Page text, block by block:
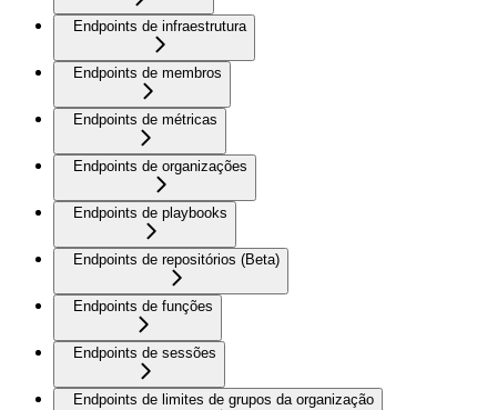
Endpoints de infraestrutura
Endpoints de membros
Endpoints de métricas
Endpoints de organizações
Endpoints de playbooks
Endpoints de repositórios (Beta)
Endpoints de funções
Endpoints de sessões
Endpoints de limites de grupos da organização